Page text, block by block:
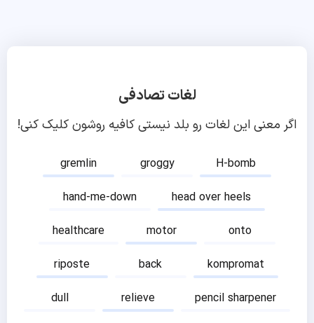
لغات تصادفی
اگر معنی این لغات رو بلد نیستی کافیه روشون کلیک کنی!
gremlin groggy
H-bomb
hand-me-down
head over heels
healthcare
motor
onto
riposte
back
kompromat
dull
relieve
pencil sharpener